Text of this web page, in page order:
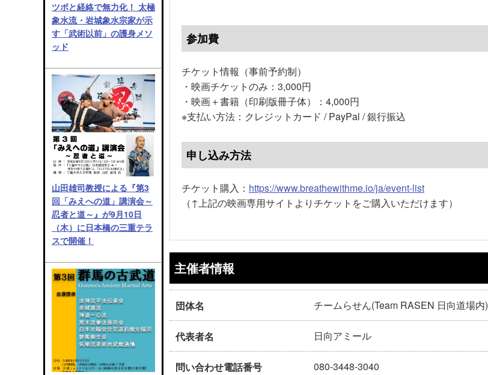
ツボと経絡で無力化！ 太極
象水流・岩城象水宗家が示
す「武術以前」の護身メソ
ッド
山田雄司教授による『第3
回「みえへの道」講演会～
忍者と道～』が9月10日
（木）に日本橋の三重テラ
スで開催！
参加費
チケット情報（事前予約制）
・映画チケットのみ：3,000円
・映画＋書籍（印刷版冊子体）：4,000円
※支払い方法：クレジットカード / PayPal / 銀行振込
申し込み方法
チケット購入： https://www.breathewithme.io/ja/event-list
（↑上記の映画専用サイトよりチケットをご購入いただけます）
主催者情報
団体名 チームらせん(Team RASEN 日向道場内)
代表者名 日向アミール
問い合わせ電話番号 080-3448-3040